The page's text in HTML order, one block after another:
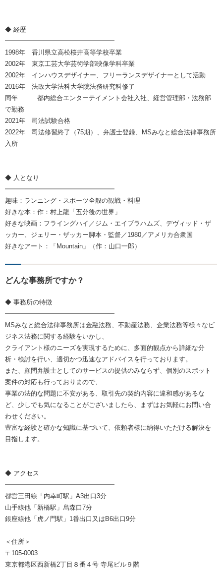
◆ 経歴
━━━━━━━━━━━━━━━━━
1998年 香川県立高松桜井高等学校卒業
2002年 東京工芸大学芸術学部映像学科卒業
2002年 インハウスデザイナー、フリーランスデザイナーとして活動
2016年 法政大学法科大学院法務研究科修了
同年 都内総合エンターテイメント会社入社、経営管理部・法務部
で勤務
2021年 司法試験合格
2022年 司法修習終了（75期）、弁護士登録、MSみなと総合法律事務所
入所
◆ 人となり
━━━━━━━━━━━━━━━━━
趣味：ランニング・スポーツ全般の観戦・料理
好きな本：作：村上龍「五分後の世界」
好きな映画：フライングハイ／ジム・エイブラハムズ、デヴィッド・ザ
ッカー、ジェリー・ザッカー脚本・監督／1980／アメリカ合衆国
好きなアート：「Mountain」（作：山口一郎）
どんな事務所ですか？
◆ 事務所の特徴
━━━━━━━━━━━━━━━━━
MSみなと総合法律事務所は金融法務、不動産法務、企業法務等様々なビ
ジネス法務に関する経験をいかし、
クライアント様のニーズを実現するために、多面的観点から詳細な分
析・検討を行い、適切かつ迅速なアドバイスを行っております。
また、顧問弁護士としてのサービスの提供のみならず、個別のスポット
案件の対応も行っておりまので、
事業の法的な問題に不安がある、取引先の契約内容に違和感があるな
ど、少しでも気になることがございましたら、まずはお気軽にお問い合
わせください。
豊富な経験と確かな知識に基づいて、依頼者様に納得いただける解決を
目指します。
◆ アクセス
━━━━━━━━━━━━━━━━━
都営三田線「内幸町駅」A3出口3分
山手線他「新橋駅」烏森口7分
銀座線他「虎ノ門駅」1番出口又はB6出口9分
＜住所＞
〒105-0003
東京都港区西新橋2丁目８番４号 寺尾ビル９階